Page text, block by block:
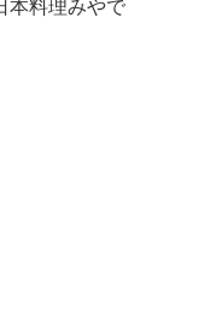
本料理みやで